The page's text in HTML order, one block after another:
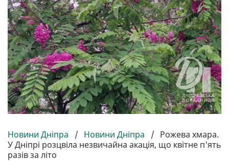
Новини Дніпра / Новини Дніпра / Рожева хмара.
У Дніпрі розцвіла незвичайна акація, що квітне п'ять
разів за літо